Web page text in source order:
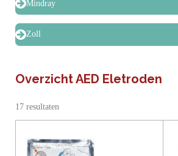
Mindray
Zoll
Overzicht AED Eletroden
17 resultaten